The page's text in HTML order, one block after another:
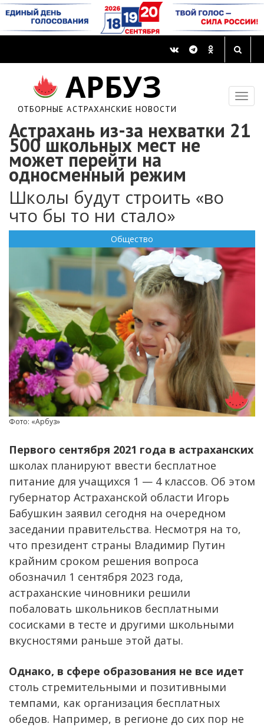
АРБУЗ
ОТБОРНЫЕ АСТРАХАНСКИЕ НОВОСТИ
Астрахань из-за нехватки 21
500 школьных мест не
может перейти на
односменный режим
Школы будут строить «во
что бы то ни стало»
Общество
Фото: «Арбуз»
Первого сентября 2021 года в астраханских
школах планируют ввести бесплатное
питание для учащихся 1 — 4 классов. Об этом
губернатор Астраханской области Игорь
Бабушкин заявил сегодня на очередном
заседании правительства. Несмотря на то,
что президент страны Владимир Путин
крайним сроком решения вопроса
обозначил 1 сентября 2023 года,
астраханские чиновники решили
побаловать школьников бесплатными
сосисками в тесте и другими школьными
вкусностями раньше этой даты.
Однако, в сфере образования не все идет
столь стремительными и позитивными
темпами, как организация бесплатных
обедов. Например, в регионе до сих пор не